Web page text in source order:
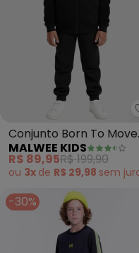
Conjunto Born To Move
em Moletom (Preto)
MALWEE KIDS
R$ 89,95R$ 199,90
ou 3x de R$ 29,98 sem
-30%